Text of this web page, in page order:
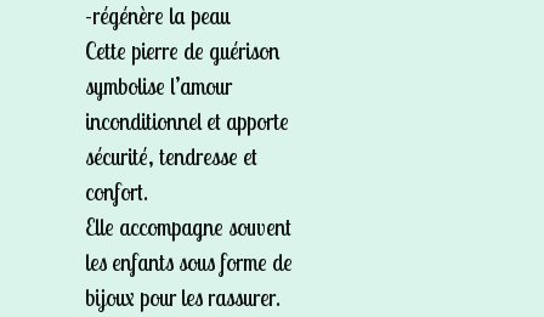
-régénère la peau
Cette pierre de guérison
symbolise l’amour
inconditionnel et apporte
sécurité, tendresse et
confort.
Elle accompagne souvent
les enfants sous forme de
bijoux pour les rassurer.